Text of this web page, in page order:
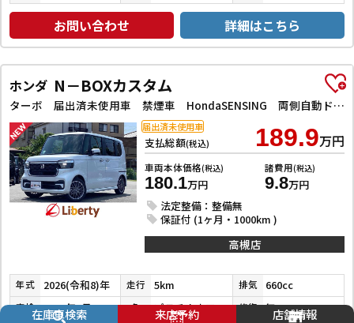
お問い合わせ 詳細はこちら
ホンダ N－BOXカスタム
ターボ 届出済未使用車 禁煙車 HondaSENSING 両側自動ドア アダプティブクルーズコントロール 電子パーキング 革巻きステアリング パドルシフト 前席シートヒーター LEDヘッドライト スマートキー
支払総額(税込) 189.9万円
車両本体価格(税込)
180.1万円
諸費用(税込)
9.8万円
法定整備：整備無
保証付 (1ヶ月・1000km )
届出済未使用車
高槻店
年式 2026(令和8)年 走行 5km 排気 660cc
車検 2029年7月 色 プラチナホワイトパール 修復 無
在庫車検索 来店予約 店舗情報